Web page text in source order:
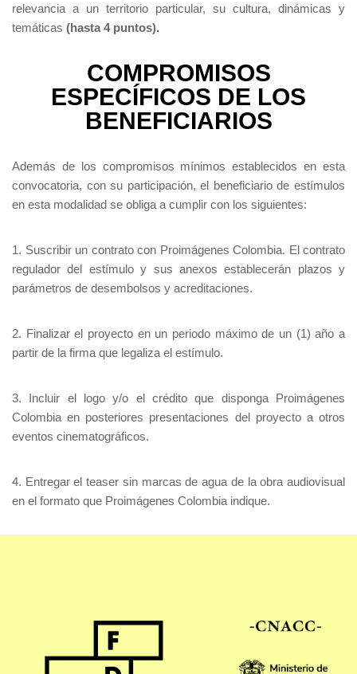
relevancia a un territorio particular, su cultura, dinámicas y
temáticas (hasta 4 puntos).
COMPROMISOS
ESPECÍFICOS DE LOS
BENEFICIARIOS
Además de los compromisos mínimos establecidos en esta
convocatoria, con su participación, el beneficiario de estímulos
en esta modalidad se obliga a cumplir con los siguientes:
1. Suscribir un contrato con Proimágenes Colombia. El contrato
regulador del estímulo y sus anexos establecerán plazos y
parámetros de desembolsos y acreditaciones.
2. Finalizar el proyecto en un periodo máximo de un (1) año a
partir de la firma que legaliza el estímulo.
3. Incluir el logo y/o el crédito que disponga Proimágenes
Colombia en posteriores presentaciones del proyecto a otros
eventos cinematográficos.
4. Entregar el teaser sin marcas de agua de la obra audiovisual
en el formato que Proimágenes Colombia indique.